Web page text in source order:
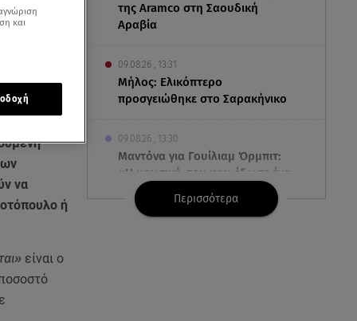
της Aramco στη Σαουδική
Αραβία
09.08.26 , 13:31
Μήλος: Ελικόπτερο
προσγειώθηκε στο Σαρακήνικο
09.08.26 , 13:30
Μαντόνα για Γουίλιαμ Όρμπιτ:
«Η μουσική σου μου έδωσε ένα
μαγικό χαλί»
Περισσότερα
να
ή
είναι ο
και